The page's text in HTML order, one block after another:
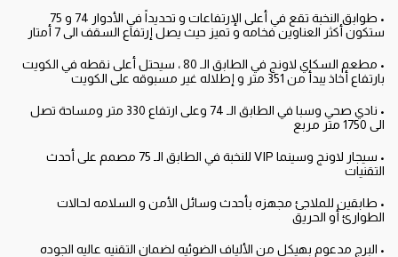
• طوابق النخبة تقع في أعلى الإرتفاعات و تحديداً في الأدوار 74 و 75
ستكون أكثر العناوين فخامه و تميز حيث يصل إرتفاع السقف الى 7 أمتار
• مطعم السكاي لاونج في الطابق الـ 80 ، سيحتل أعلى نقطه في الكويت
بارتفاع أخاذ يبدأ من 351 متر و إطلاله غير مسبوقه على الكويت
• نادي صحي وسبا في الطابق الـ 74 وعلى ارتفاع 330 متر ومساحة تصل
الى 1750 متر مربع
• سيجار لاونج وسينما VIP للنخبة في الطابق الـ 75 مصمم على أحدث
التقنيات
• طابقين للملاجئ مجهزه بأحدث وسائل الأمن و السلامه لحالات
الطوارئ أو الحريق
• البرج مدعوم بهيكل من الألياف الضوئيه لضمان التقنيه عاليه الجوده